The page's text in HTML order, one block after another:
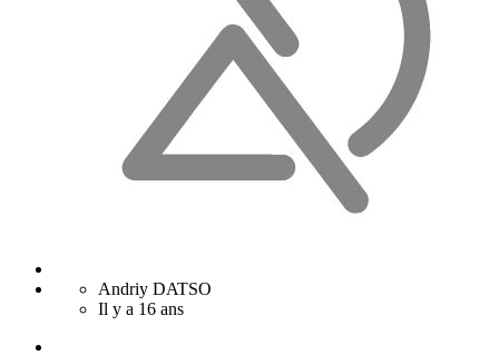
Andriy DATSO
Il y a 16 ans